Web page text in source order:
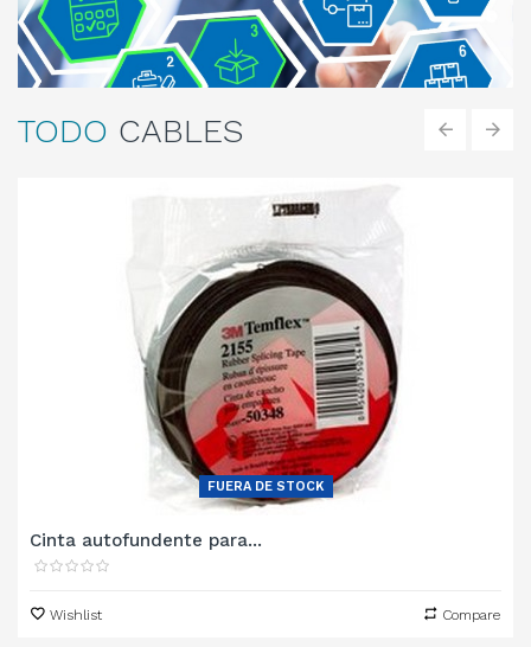
Compare
Wishlist
TODO CABLES
FUERA DE STOCK
Cinta autofundente para...
Wishlist Compare